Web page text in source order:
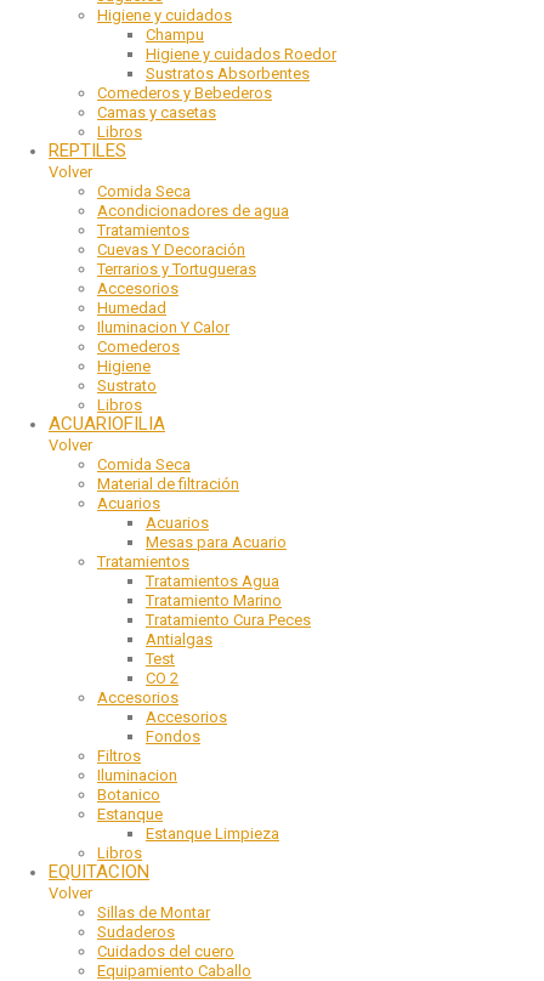
Higiene y cuidados
Champu
Higiene y cuidados Roedor
Sustratos Absorbentes
Comederos y Bebederos
Camas y casetas
Libros
REPTILES
Volver
Comida Seca
Acondicionadores de agua
Tratamientos
Cuevas Y Decoración
Terrarios y Tortugueras
Accesorios
Humedad
Iluminacion Y Calor
Comederos
Higiene
Sustrato
Libros
ACUARIOFILIA
Volver
Comida Seca
Material de filtración
Acuarios
Acuarios
Mesas para Acuario
Tratamientos
Tratamientos Agua
Tratamiento Marino
Tratamiento Cura Peces
Antialgas
Test
CO 2
Accesorios
Accesorios
Fondos
Filtros
Iluminacion
Botanico
Estanque
Estanque Limpieza
Libros
EQUITACION
Volver
Sillas de Montar
Sudaderos
Cuidados del cuero
Equipamiento Caballo